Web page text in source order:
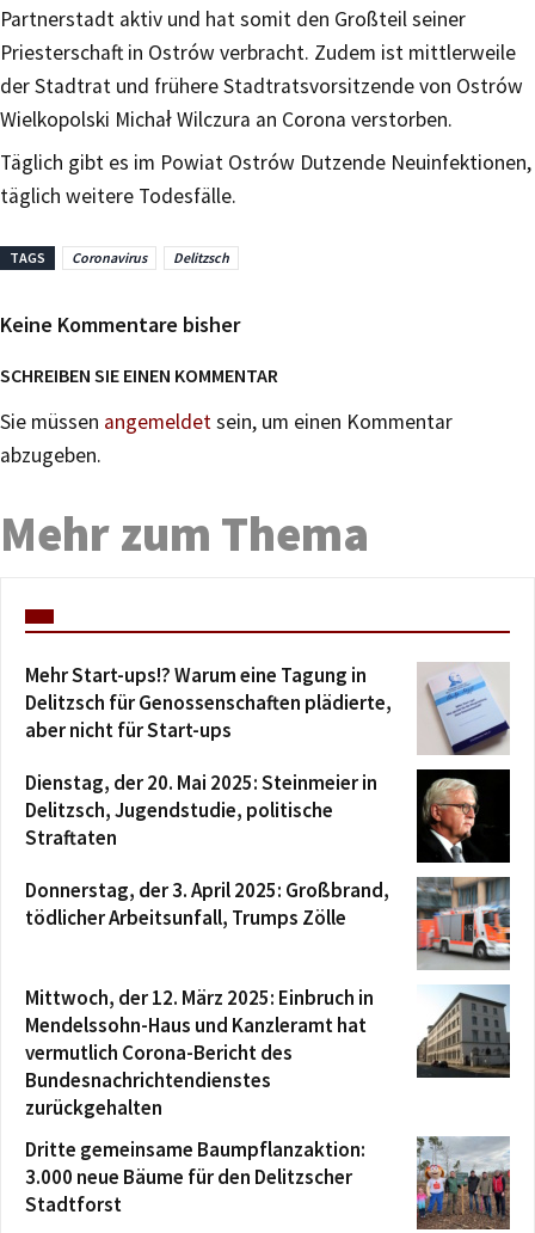
Partnerstadt aktiv und hat somit den Großteil seiner
Priesterschaft in Ostrów verbracht. Zudem ist mittlerweile
der Stadtrat und frühere Stadtratsvorsitzende von Ostrów
Wielkopolski Michał Wilczura an Corona verstorben.
Täglich gibt es im Powiat Ostrów Dutzende Neuinfektionen,
täglich weitere Todesfälle.
TAGS Coronavirus Delitzsch
Keine Kommentare bisher
SCHREIBEN SIE EINEN KOMMENTAR
Sie müssen angemeldetsein, um einen Kommentar
abzugeben.
Mehr zum Thema
Mehr Start-ups!? Warum eine Tagung in
Delitzsch für Genossenschaften plädierte,
aber nicht für Start-ups
Dienstag, der 20. Mai 2025: Steinmeier in
Delitzsch, Jugendstudie, politische
Straftaten
Donnerstag, der 3. April 2025: Großbrand,
tödlicher Arbeitsunfall, Trumps Zölle
Mittwoch, der 12. März 2025: Einbruch in
Mendelssohn-Haus und Kanzleramt hat
vermutlich Corona-Bericht des
Bundesnachrichtendienstes
zurückgehalten
Dritte gemeinsame Baumpflanzaktion:
3.000 neue Bäume für den Delitzscher
Stadtforst